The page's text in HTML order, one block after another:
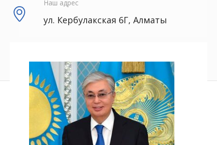
Наш адрес
ул. Кербулакская 6Г, Алматы